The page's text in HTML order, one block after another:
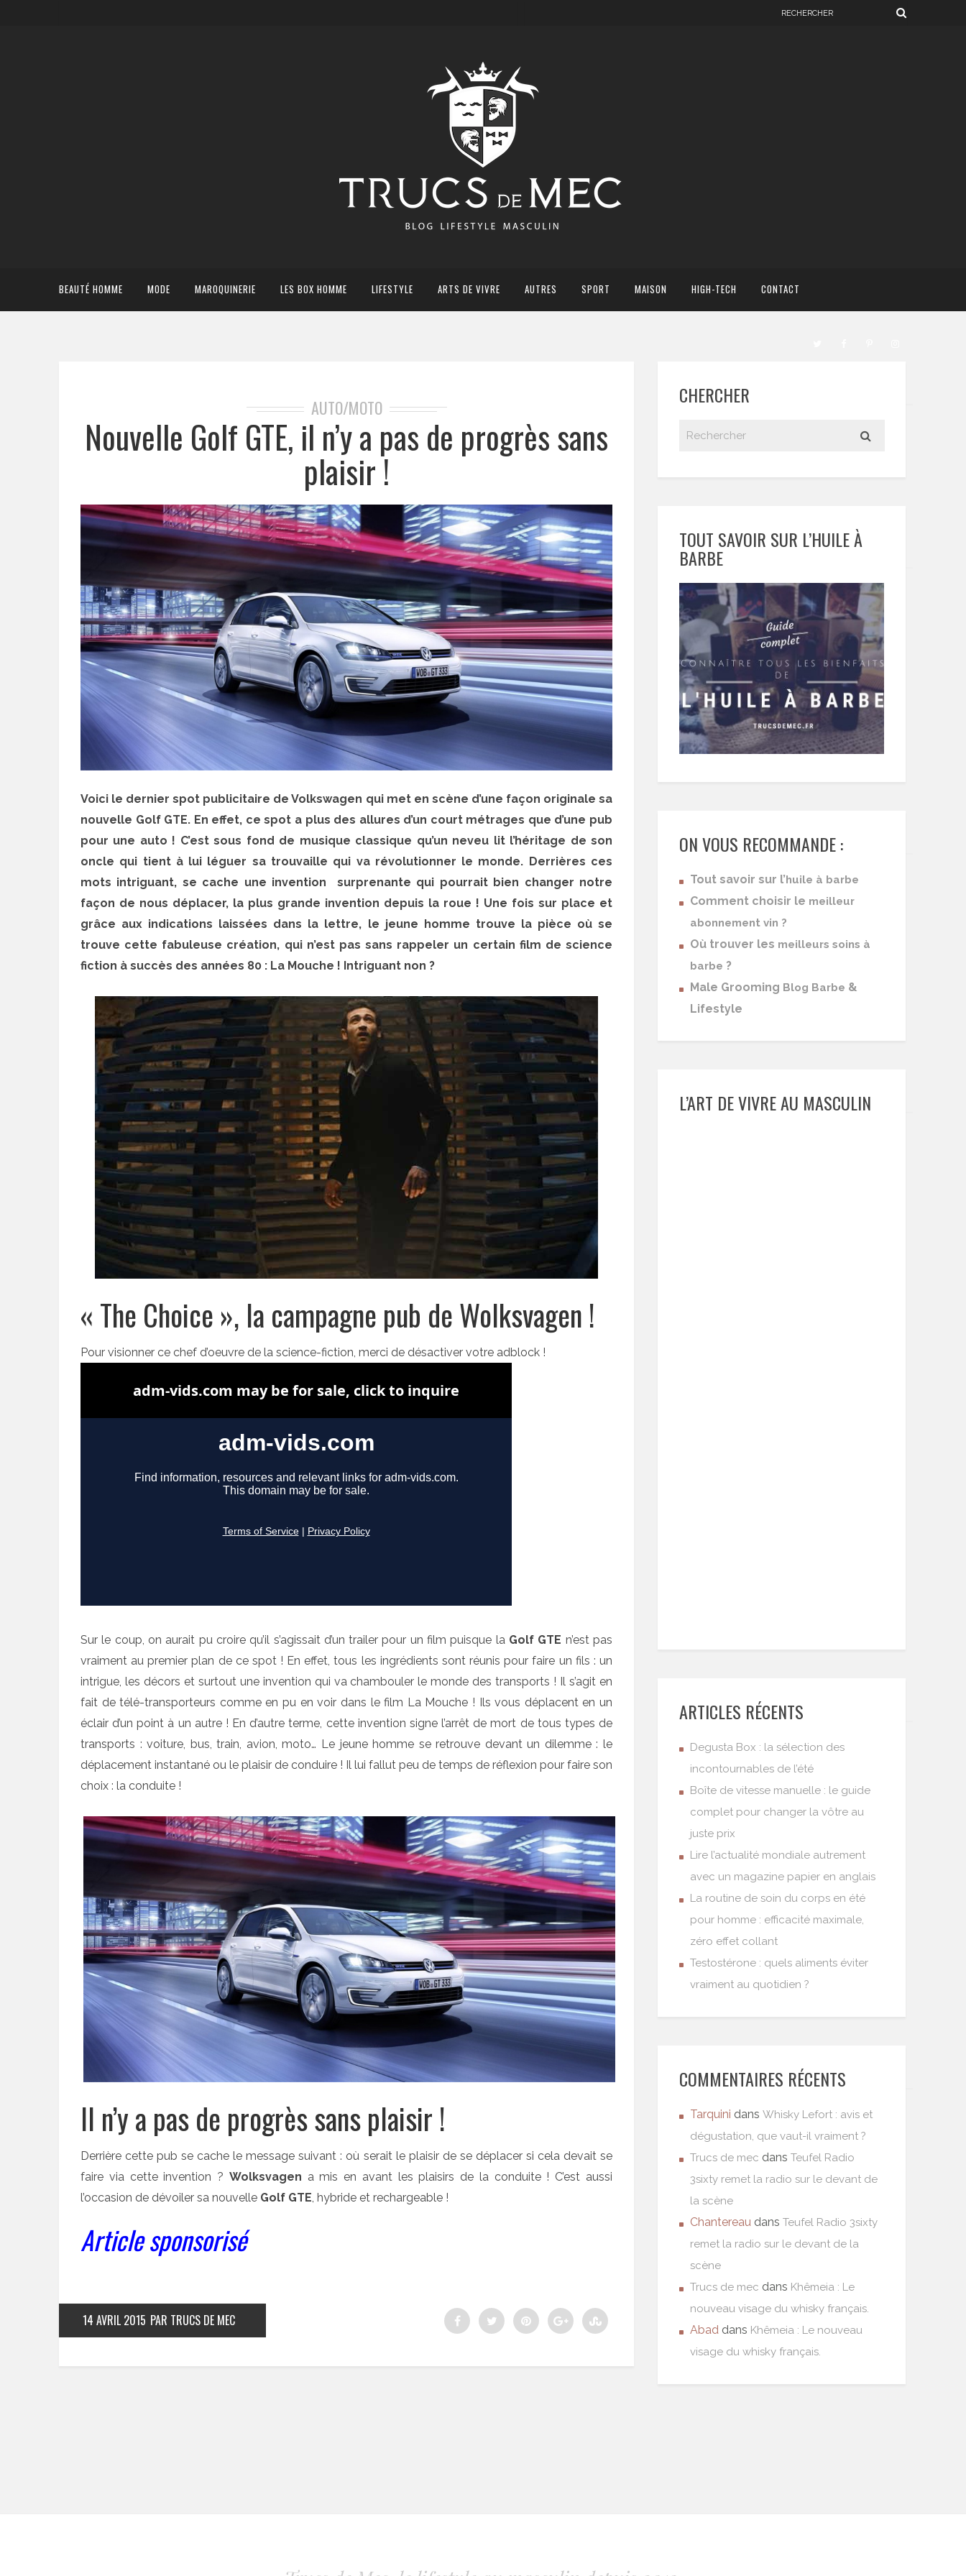
BEAUTÉ HOMME MODE MAROQUINERIE LES BOX HOMME LIFESTYLE ARTS DE VIVRE AUTRES SPORT MAISON HIGH-TECH CONTACT
AUTO/MOTO
Nouvelle Golf GTE, il n’y a pas de progrès sans
plaisir !
Voici le dernier spot publicitaire de Volkswagen qui met en scène d’une façon originale sa
nouvelle Golf GTE. En effet, ce spot a plus des allures d’un court métrages que d’une pub
pour une auto ! C’est sous fond de musique classique qu’un neveu lit l’héritage de son
oncle qui tient à lui léguer sa trouvaille qui va révolutionner le monde. Derrières ces
mots intriguant, se cache une invention surprenante qui pourrait bien changer notre
façon de nous déplacer, la plus grande invention depuis la roue ! Une fois sur place et
grâce aux indications laissées dans la lettre, le jeune homme trouve la pièce où se
trouve cette fabuleuse création, qui n’est pas sans rappeler un certain film de science
fiction à succès des années 80 : La Mouche ! Intriguant non ?
« The Choice », la campagne pub de Wolksvagen !
Pour visionner ce chef d’oeuvre de la science-fiction, merci de désactiver votre adblock !
Sur le coup, on aurait pu croire qu’il s’agissait d’un trailer pour un film puisque la Golf GTE n’est pas
vraiment au premier plan de ce spot ! En effet, tous les ingrédients sont réunis pour faire un fils : un
intrigue, les décors et surtout une invention qui va chambouler le monde des transports ! Il s’agit en
fait de télé-transporteurs comme en pu en voir dans le film La Mouche ! Ils vous déplacent en un
éclair d’un point à un autre ! En d’autre terme, cette invention signe l’arrêt de mort de tous types de
transports : voiture, bus, train, avion, moto… Le jeune homme se retrouve devant un dilemme : le
déplacement instantané ou le plaisir de conduire ! Il lui fallut peu de temps de réflexion pour faire son
choix : la conduite !
Il n’y a pas de progrès sans plaisir !
Derrière cette pub se cache le message suivant : où serait le plaisir de se déplacer si cela devait se
faire via cette invention ? Wolksvagen a mis en avant les plaisirs de la conduite ! C’est aussi
l’occasion de dévoiler sa nouvelle Golf GTE, hybride et rechargeable !
Article sponsorisé
14 AVRIL 2015 PAR TRUCS DE MEC
CHERCHER
TOUT SAVOIR SUR L’HUILE À
BARBE
ON VOUS RECOMMANDE :
Tout savoir sur l’ huile à barbe
Comment choisir le meilleur
abonnement vin ?
Où trouver les meilleurs soins à
barbe ?
Male Grooming Blog Barbe &
Lifestyle
L’ART DE VIVRE AU MASCULIN
ARTICLES RÉCENTS
Degusta Box : la sélection des
incontournables de l’été
Boîte de vitesse manuelle : le guide
complet pour changer la vôtre au
juste prix
Lire l’actualité mondiale autrement
avec un magazine papier en anglais
La routine de soin du corps en été
pour homme : efficacité maximale,
zéro effet collant
Testostérone : quels aliments éviter
vraiment au quotidien ?
COMMENTAIRES RÉCENTS
Tarquini dans Whisky Lefort : avis et
dégustation, que vaut-il vraiment ?
Trucs de mec dans Teufel Radio
3sixty remet la radio sur le devant de
la scène
Chantereau dans Teufel Radio 3sixty
remet la radio sur le devant de la
scène
Trucs de mec dans Khêmeia : Le
nouveau visage du whisky français.
Abad dans Khêmeia : Le nouveau
visage du whisky français.